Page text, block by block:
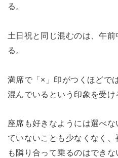
る。
土日祝と同じ混むのは、午
る。
満席で「×」印がつくほどで
混んでいるという印象を受け
座席も好きなようには選べ
ていないことも少なくなく
も隣り合って乗るのはできな